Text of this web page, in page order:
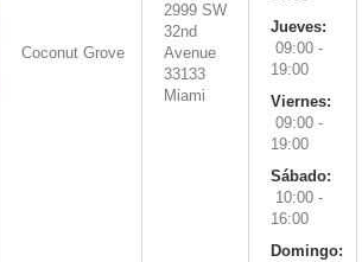
Coconut Grove
2999 SW
32nd
Avenue
33133
Miami
Jueves:
09:00 -
19:00
Viernes:
09:00 -
19:00
Sábado:
10:00 -
16:00
Domingo: